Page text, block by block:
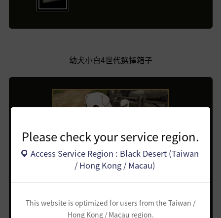
Please check your service region.
Access Service Region : Black Desert (Taiwan
/ Hong Kong / Macau)
This website is optimized for users from the Taiwan /
Hong Kong / Macau region.
幼犬小白4世代選擇箱子
幼犬小白4世代選擇箱子
960 珍珠